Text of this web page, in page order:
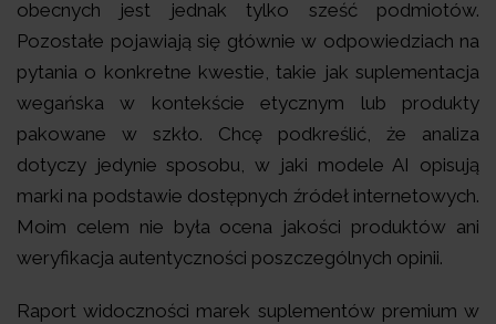
obecnych jest jednak tylko sześć podmiotów.
Pozostałe pojawiają się głównie w odpowiedziach na
pytania o konkretne kwestie, takie jak suplementacja
wegańska w kontekście etycznym lub produkty
pakowane w szkło. Chcę podkreślić, że analiza
dotyczy jedynie sposobu, w jaki modele AI opisują
marki na podstawie dostępnych źródeł internetowych.
Moim celem nie była ocena jakości produktów ani
weryfikacja autentyczności poszczególnych opinii.
Raport widoczności marek suplementów premium w